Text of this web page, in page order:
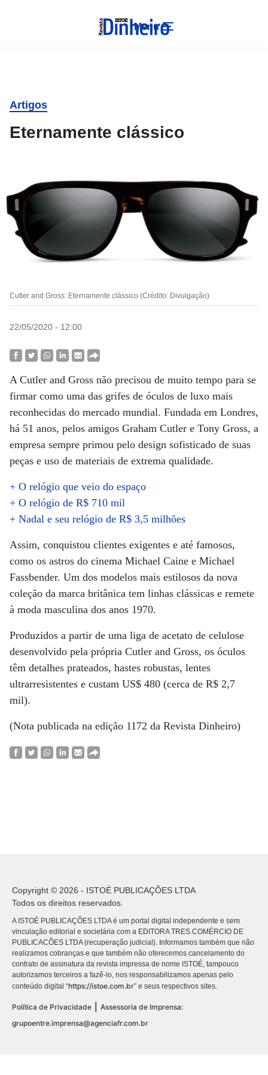
Menu
Artigos
Eternamente clássico
Cutler and Gross: Eternamente clássico (Crédito: Divulgação)
22/05/2020 - 12:00
A Cutler and Gross não precisou de muito tempo para se
firmar como uma das grifes de óculos de luxo mais
reconhecidas do mercado mundial. Fundada em Londres,
há 51 anos, pelos amigos Graham Cutler e Tony Gross, a
empresa sempre primou pelo design sofisticado de suas
peças e uso de materiais de extrema qualidade.
+ O relógio que veio do espaço
+ O relógio de R$ 710 mil
+ Nadal e seu relógio de R$ 3,5 milhões
Assim, conquistou clientes exigentes e até famosos,
como os astros do cinema Michael Caine e Michael
Fassbender. Um dos modelos mais estilosos da nova
coleção da marca britânica tem linhas clássicas e remete
à moda masculina dos anos 1970.
Produzidos a partir de uma liga de acetato de celulose
desenvolvido pela própria Cutler and Gross, os óculos
têm detalhes prateados, hastes robustas, lentes
ultrarresistentes e custam US$ 480 (cerca de R$ 2,7
mil).
(Nota publicada na edição 1172 da Revista Dinheiro)
Copyright © 2026 - ISTOÉ PUBLICAÇÕES LTDA
Todos os direitos reservados.
A ISTOÉ PUBLICAÇÕES LTDA é um portal digital independente e sem
vinculação editorial e societária com a EDITORA TRES COMÉRCIO DE
PUBLICACÕES LTDA (recuperação judicial). Informamos também que não
realizamos cobranças e que também não oferecemos cancelamento do
contrato de assinatura da revista impressa de nome ISTOÉ, tampouco
autorizamos terceiros a fazê-lo, nos responsabilizamos apenas pelo
conteúdo digital “https://istoe.com.br” e seus respectivos sites.
Política de Privacidade
Assessoria de Imprensa:
grupoentre.imprensa@agenciafr.com.br